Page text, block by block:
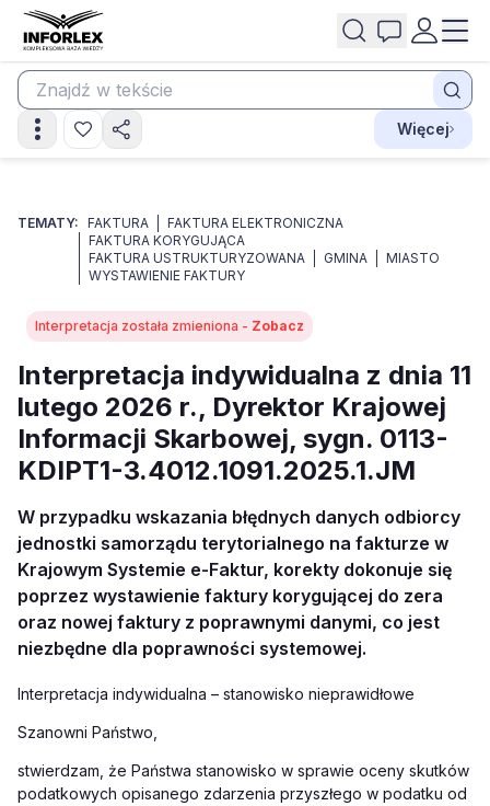
Więcej
TEMATY: FAKTURA
FAKTURA ELEKTRONICZNA
FAKTURA KORYGUJĄCA
FAKTURA USTRUKTURYZOWANA
GMINA
MIASTO
WYSTAWIENIE FAKTURY
Interpretacja została zmieniona - Zobacz
Interpretacja indywidualna z dnia 11
lutego 2026 r., Dyrektor Krajowej
Informacji Skarbowej, sygn. 0113-
KDIPT1-3.4012.1091.2025.1.JM
W przypadku wskazania błędnych danych odbiorcy
jednostki samorządu terytorialnego na fakturze w
Krajowym Systemie e-Faktur, korekty dokonuje się
poprzez wystawienie faktury korygującej do zera
oraz nowej faktury z poprawnymi danymi, co jest
niezbędne dla poprawności systemowej.
Interpretacja indywidualna – stanowisko nieprawidłowe
Szanowni Państwo,
stwierdzam, że Państwa stanowisko w sprawie oceny skutków
podatkowych opisanego zdarzenia przyszłego w podatku od